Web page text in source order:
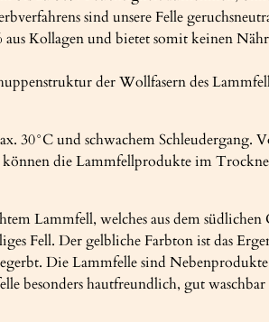
sind unsere Felle
Kollagen und bietet somit keinen
der Wollfasern des
30°C und schwachem Schleudergang.
die Lammfellprodukte im
Lammfell, welches aus dem
Fell. Der gelbliche Farbton ist das
Die Lammfelle sind
besonders hautfreundlich, gut